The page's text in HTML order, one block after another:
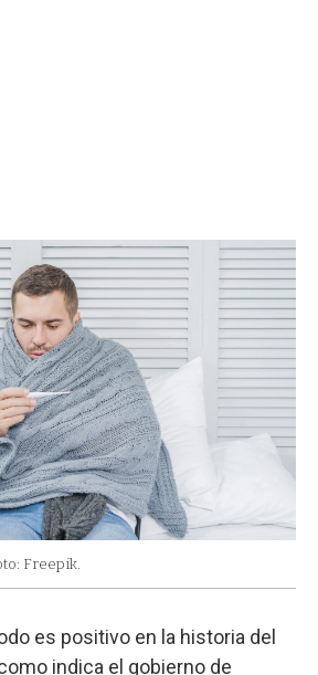
Freepik.
es positivo en la historia del
indica el gobierno de